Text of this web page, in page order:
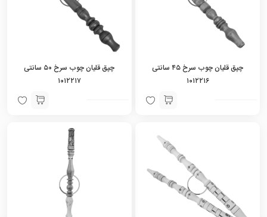
چپق قلیان چوب سرخ ۴۵ سانتی
۱۰۱۲۲۱۶
چپق قلیان چوب سرخ ۵۰ سانتی
۱۰۱۲۲۱۷